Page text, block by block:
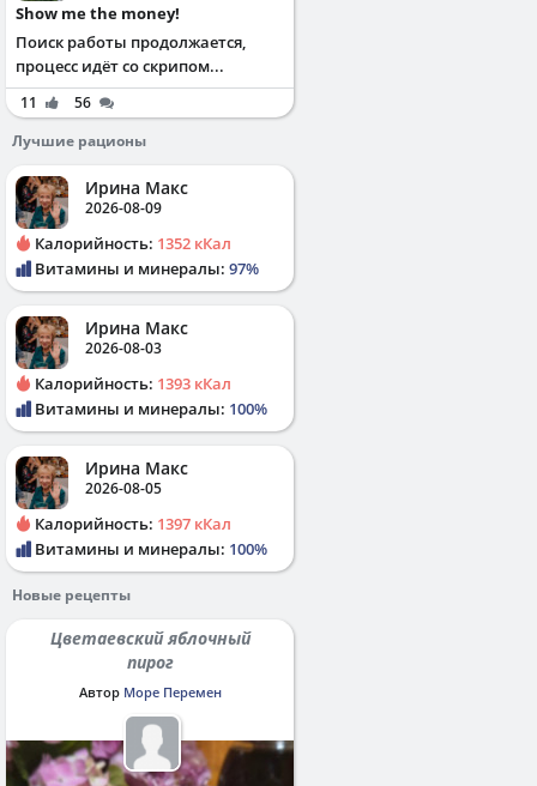
Show me the money!
Поиск работы продолжается,
процесс идёт со скрипом...
11
56
Лучшие рационы
Ирина Макс
2026-08-09
Калорийность: 1352 кКал
Витамины и минералы: 97%
Ирина Макс
2026-08-03
Калорийность: 1393 кКал
Витамины и минералы: 100%
Ирина Макс
2026-08-05
Калорийность: 1397 кКал
Витамины и минералы: 100%
Новые рецепты
Цветаевский яблочный
пирог
Автор Море Перемен